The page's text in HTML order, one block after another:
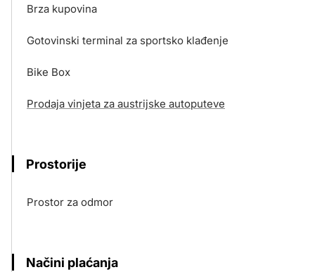
Brza kupovina
Gotovinski terminal za sportsko klađenje
Bike Box
Prodaja vinjeta za austrijske autoputeve
Prostorije
Prostor za odmor
Načini plaćanja